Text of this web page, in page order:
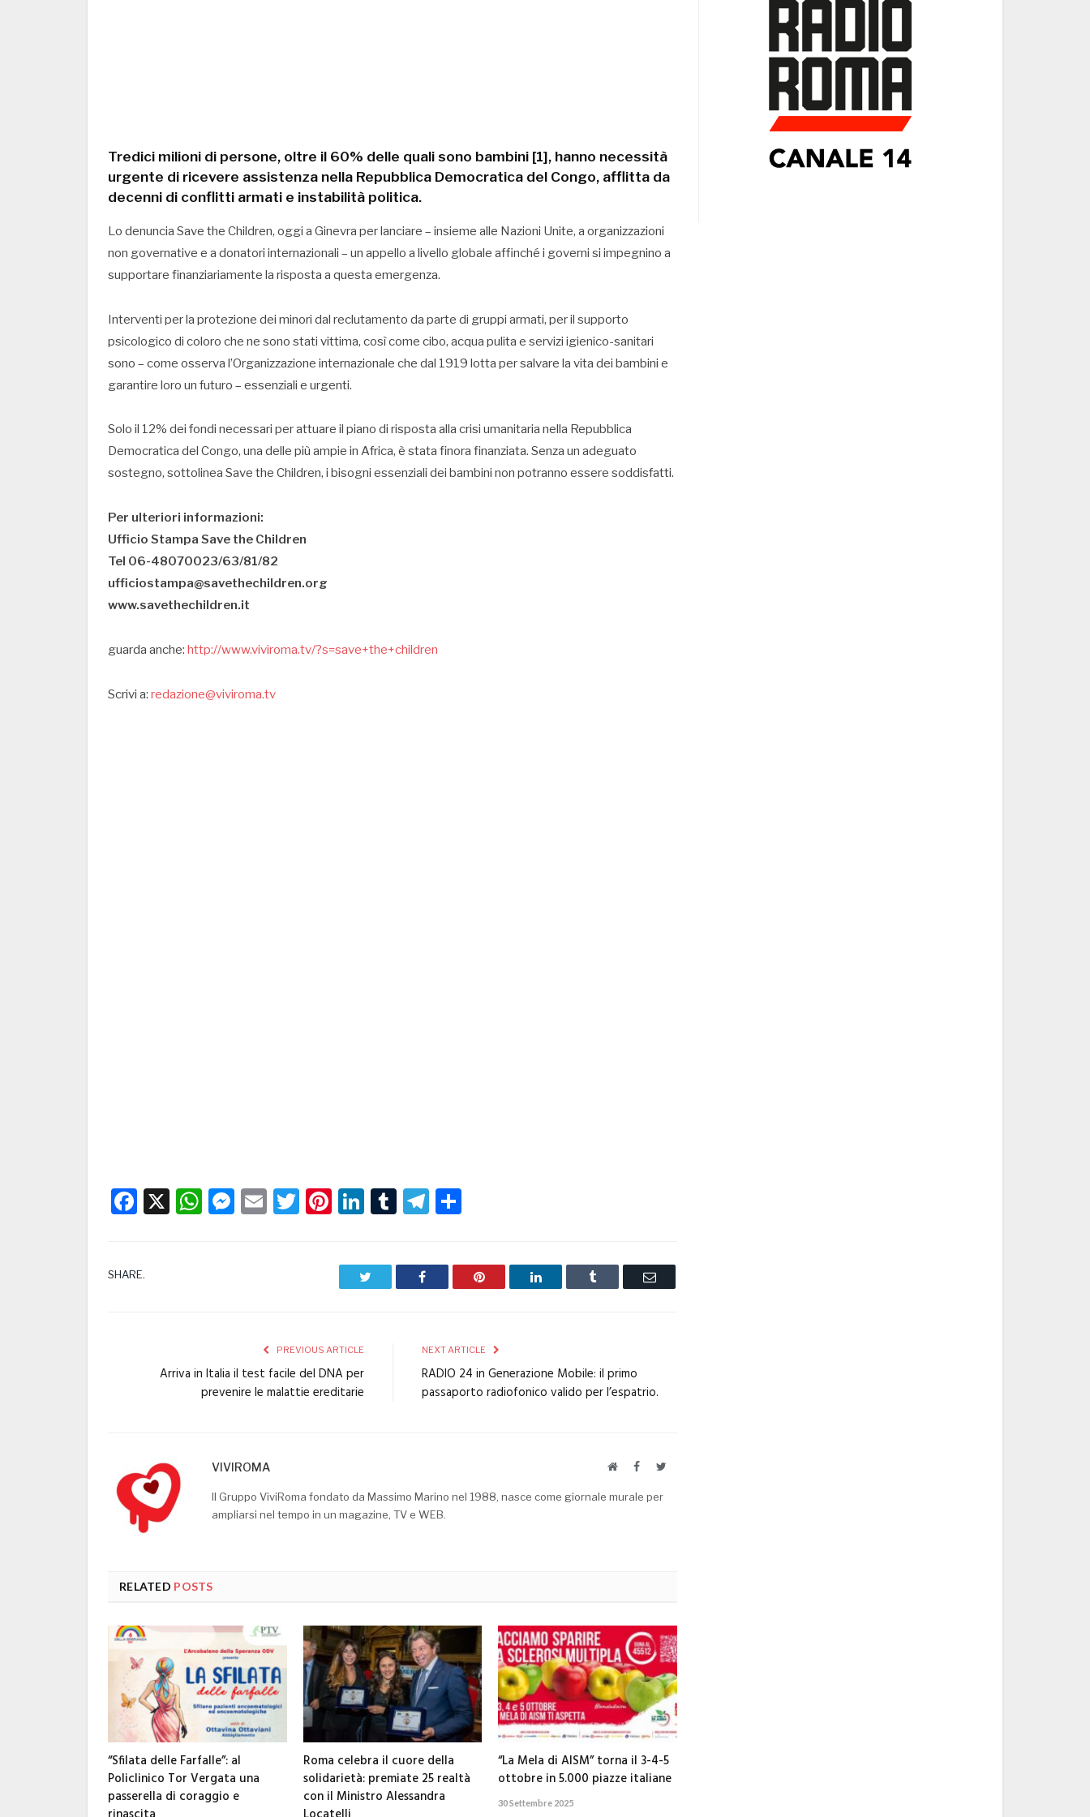
Tredici milioni di persone, oltre il 60% delle quali sono bambini [1], hanno necessità
urgente di ricevere assistenza nella Repubblica Democratica del Congo, afflitta da
decenni di conflitti armati e instabilità politica.
Lo denuncia Save the Children, oggi a Ginevra per lanciare – insieme alle Nazioni Unite, a organizzazioni
non governative e a donatori internazionali – un appello a livello globale affinché i governi si impegnino a
supportare finanziariamente la risposta a questa emergenza.
Interventi per la protezione dei minori dal reclutamento da parte di gruppi armati, per il supporto
psicologico di coloro che ne sono stati vittima, così come cibo, acqua pulita e servizi igienico-sanitari
sono – come osserva l’Organizzazione internazionale che dal 1919 lotta per salvare la vita dei bambini e
garantire loro un futuro – essenziali e urgenti.
Solo il 12% dei fondi necessari per attuare il piano di risposta alla crisi umanitaria nella Repubblica
Democratica del Congo, una delle più ampie in Africa, è stata finora finanziata. Senza un adeguato
sostegno, sottolinea Save the Children, i bisogni essenziali dei bambini non potranno essere soddisfatti.
Per ulteriori informazioni:
Ufficio Stampa Save the Children
Tel 06-48070023/63/81/82
ufficiostampa@savethechildren.org
www.savethechildren.it
guarda anche: http://www.viviroma.tv/?s=save+the+children
Scrivi a: redazione@viviroma.tv
Facebook
X WhatsApp
Messenger
EmailTwitter
Pinterest
LinkedIn
TumblrTelegram
SHARE. Facebook Pinterest LinkedIn Tumblr Email
PREVIOUS ARTICLE
Arriva in Italia il test facile del DNA per
prevenire le malattie ereditarie
NEXT ARTICLE
RADIO 24 in Generazione Mobile: il primo
passaporto radiofonico valido per l’espatrio.
VIVIROMA WebsiteFacebookTwitter
Il Gruppo ViviRoma fondato da Massimo Marino nel 1988, nasce come giornale murale per
ampliarsi nel tempo in un magazine, TV e WEB.
RELATED POSTS
“Sfilata delle Farfalle”: al
Policlinico Tor Vergata una
passerella di coraggio e
Roma celebra il cuore della
solidarietà: premiate 25 realtà
con il Ministro Alessandra
“La Mela di AISM” torna il 3-4-5
ottobre in 5.000 piazze italiane
30 Settembre 2025